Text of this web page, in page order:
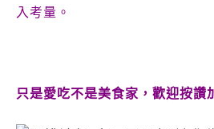
入考量。
只是愛吃不是美食家，歡迎按讚